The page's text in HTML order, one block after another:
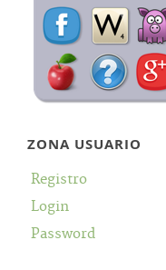
ZONA USUARIO
Registro
Login
Password